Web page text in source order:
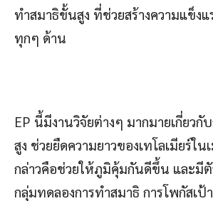
ทำสมาธิขั้นสูง ที่ช่วยสร้างความแข็งแ
ทุกๆ ด้าน
EP นี้มีงานวิจัยต่างๆ มากมายเกี่ยวกั
สูง ช่วยยืดความยาวของเทโลเมียร์ใน
กล่าวคือช่วยให้ภูมิคุ้มกันดีขึ้น และมีตั
กลุ่มทดลองการทำสมาธิ การโพกัสเป้